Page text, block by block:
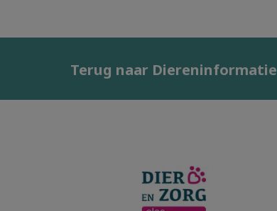
Terug naar Diereninformatie